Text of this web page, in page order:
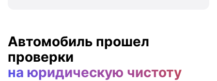
Автомобиль прошел
проверки
на юридическую чистоту